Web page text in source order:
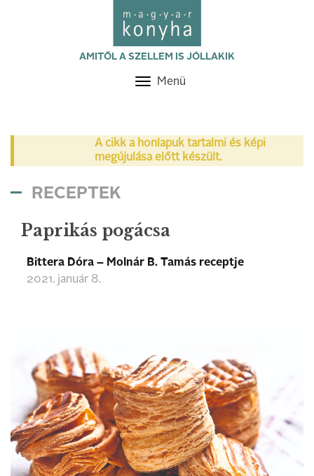
AMITŐL A SZELLEM IS JÓLLAKIK
Toggle
Menü
A cikk a honlapuk tartalmi és képi
megújulása előtt készült.
RECEPTEK
Paprikás pogácsa
Bittera Dóra – Molnár B. Tamás receptje
2021. január 8.